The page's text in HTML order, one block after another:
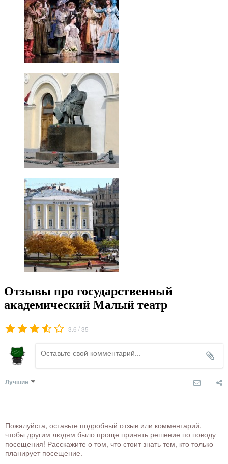
Отзывы про государственный
академический Малый театр
3.6 /35
Лучшие
Пожалуйста, оставьте подробный отзыв или комментарий,
чтобы другим людям было проще принять решение по поводу
посещения! Расскажите о том, что стоит знать тем, кто только
планирует посещение.